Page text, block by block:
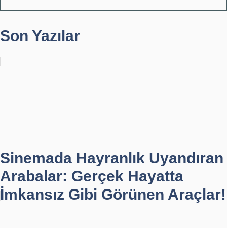
Son Yazılar
Sinemada Hayranlık Uyandıran
Arabalar: Gerçek Hayatta
İmkansız Gibi Görünen Araçlar!